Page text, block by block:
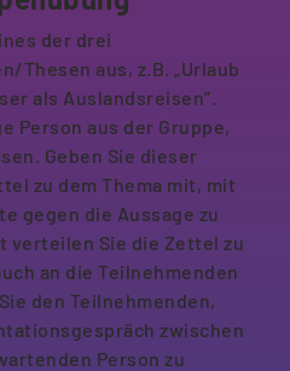
der drei
Thesen aus, z.B. „Urlaub
als Auslandsreisen“.
Person aus der Gruppe,
Geben Sie dieser
zu dem Thema mit, mit
gegen die Aussage zu
verteilen Sie die Zettel zu
an die Teilnehmenden
den Teilnehmenden,
zwischen
Person zu